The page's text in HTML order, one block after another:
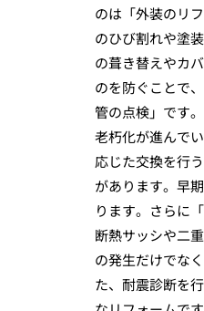
のは「外装のリ
のひび割れや塗
の葺き替えやカ
のを防ぐことで
管の点検」です
老朽化が進んで
応じた交換を行
があります。早
ります。さらに
断熱サッシや二
の発生だけでな
た、耐震診断を